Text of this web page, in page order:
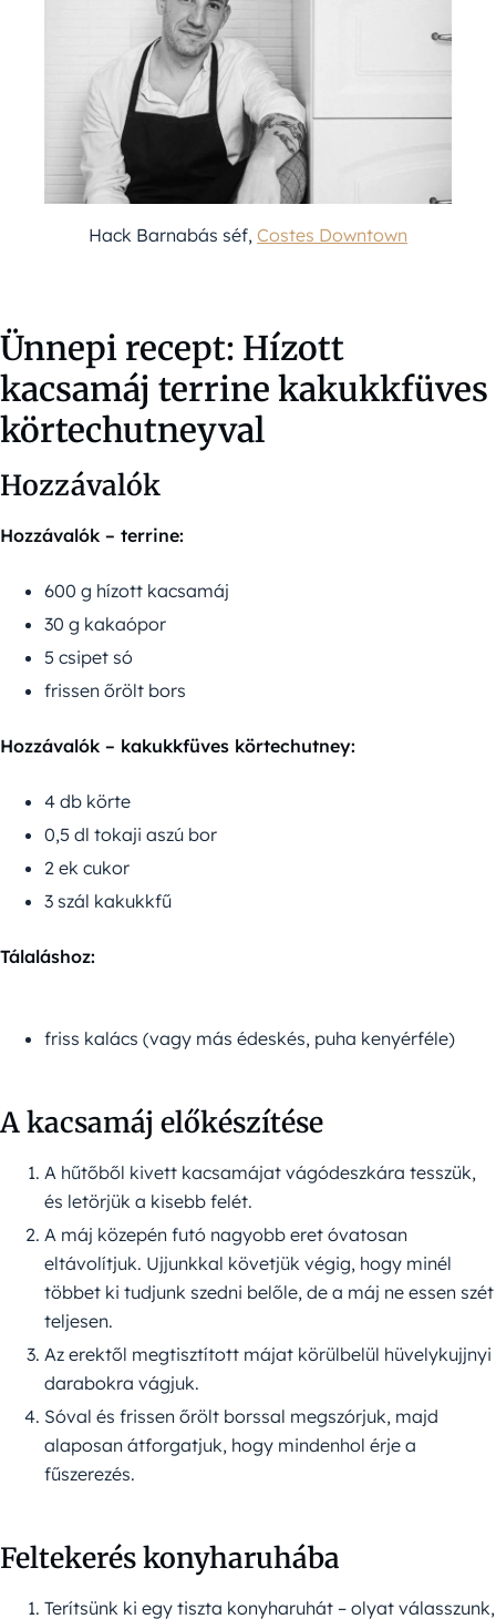
Hack Barnabás séf, Costes Downtown
Ünnepi recept: Hízott
kacsamáj terrine kakukkfüves
körtechutneyval
Hozzávalók
Hozzávalók – terrine:
600 g hízott kacsamáj
30 g kakaópor
5 csipet só
frissen őrölt bors
Hozzávalók – kakukkfüves körtechutney:
4 db körte
0,5 dl tokaji aszú bor
2 ek cukor
3 szál kakukkfű
Tálaláshoz:
friss kalács (vagy más édeskés, puha kenyérféle)
A kacsamáj előkészítése
A hűtőből kivett kacsamájat vágódeszkára tesszük,
és letörjük a kisebb felét.
A máj közepén futó nagyobb eret óvatosan
eltávolítjuk. Ujjunkkal követjük végig, hogy minél
többet ki tudjunk szedni belőle, de a máj ne essen szét
teljesen.
Az erektől megtisztított májat körülbelül hüvelykujjnyi
darabokra vágjuk.
Sóval és frissen őrölt borssal megszórjuk, majd
alaposan átforgatjuk, hogy mindenhol érje a
fűszerezés.
Feltekerés konyharuhába
Terítsünk ki egy tiszta konyharuhát – olyat válasszunk,